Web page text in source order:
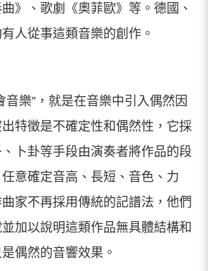
》、歌劇《奧菲歐》等。德國、
人從事這類音樂的創作。
音樂”，就是在音樂中引入偶然因
特徵是不確定性和偶然性，它採
卜卦等手段由演奏者將作品的段
意確定音高、長短、音色、力
家不再採用傳統的記譜法，他們
加以說明這類作品無具體結構和
偶然的音響效果。